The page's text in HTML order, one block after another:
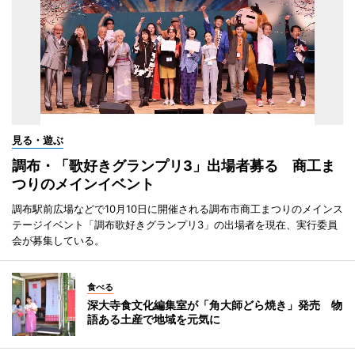
見る・遊ぶ
調布・「歌好きグランプリ3」出場者募る 商工ま
つりのメインイベント
調布駅前広場などで10月10日に開催される調布市商工まつりのメインス
テージイベント「調布歌好きグランプリ3」の出場者を現在、実行委員
会が募集している。
食べる
深大寺食文化編集室が「角大師どら焼き」発売 物
語ある土産で地域を元気に